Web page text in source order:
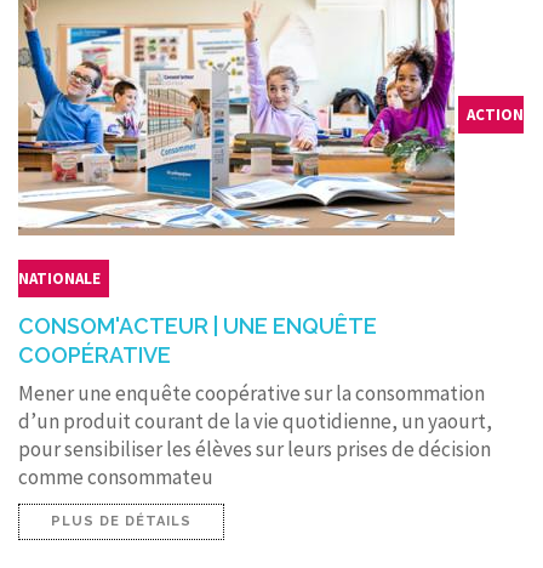
ACTION
NATIONALE
CONSOM'ACTEUR | UNE ENQUÊTE
COOPÉRATIVE
Mener une enquête coopérative sur la consommation
d’un produit courant de la vie quotidienne, un yaourt,
pour sensibiliser les élèves sur leurs prises de décision
comme consommateu
PLUS DE DÉTAILS